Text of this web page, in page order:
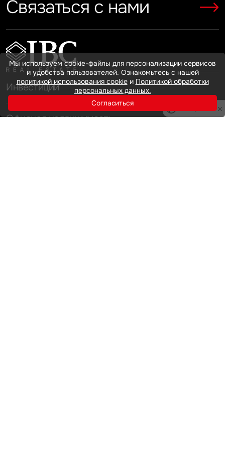
Показать больше
Показать больше
Связаться с нами
Инвестиции
Офисная недвижимость
Мы используем cookie-файлы для персонализации сервисов
и удобства пользователей. Ознакомьтесь с нашей
политикой использования cookieи Политикой обработки
персональных данных.
Согласиться